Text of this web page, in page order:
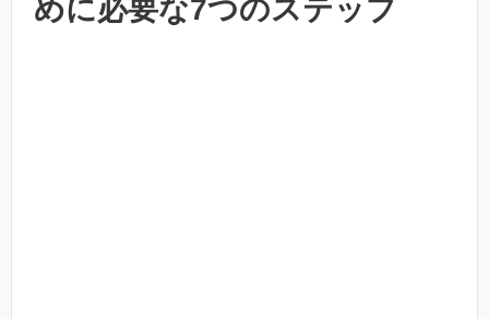
めに必要な7つのステップ